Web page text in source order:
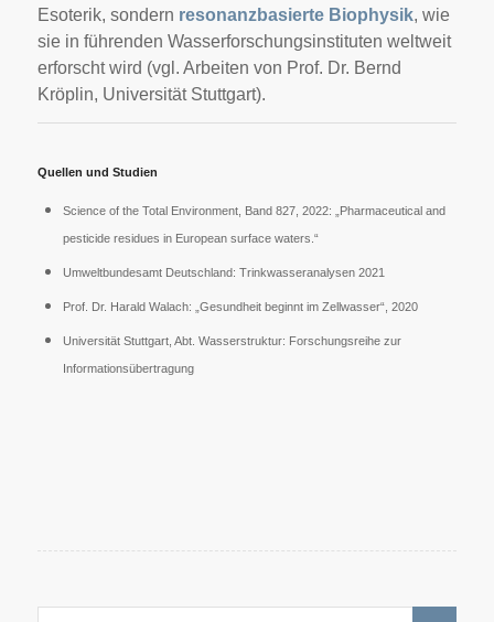
Esoterik, sondern resonanzbasierte Biophysik, wie
sie in führenden Wasserforschungsinstituten weltweit
erforscht wird (vgl. Arbeiten von Prof. Dr. Bernd
Kröplin, Universität Stuttgart).
Quellen und Studien
Science of the Total Environment, Band 827, 2022: „Pharmaceutical and
pesticide residues in European surface waters.“
Umweltbundesamt Deutschland: Trinkwasseranalysen 2021
Prof. Dr. Harald Walach: „Gesundheit beginnt im Zellwasser“, 2020
Universität Stuttgart, Abt. Wasserstruktur: Forschungsreihe zur
Informationsübertragung